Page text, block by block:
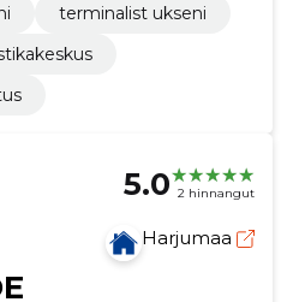
terminalist ukseni
5.0 2 hinnangut
Harjumaa